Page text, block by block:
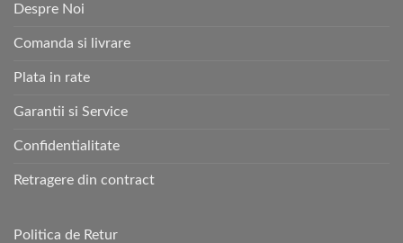
Despre Noi
Comanda si livrare
Plata in rate
Garantii si Service
Confidentialitate
Retragere din contract
Politica de Retur